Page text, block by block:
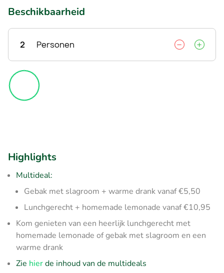
Beschikbaarheid
2 Personen
Highlights
Multideal:
Gebak met slagroom + warme drank vanaf €5,50
Lunchgerecht + homemade lemonade vanaf €10,95
Kom genieten van een heerlijk lunchgerecht met
homemade lemonade of gebak met slagroom en een
warme drank
Zie hierde inhoud van de multideals